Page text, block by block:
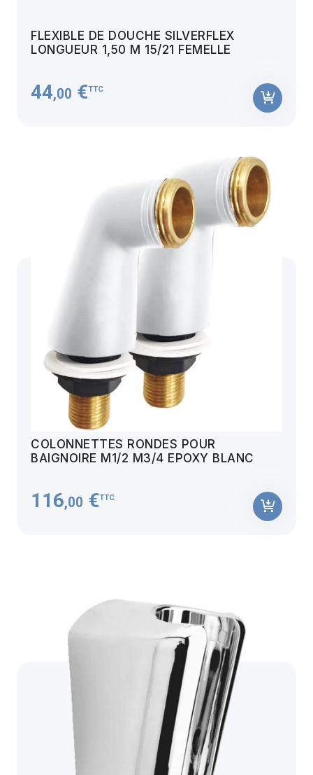
FLEXIBLE DE DOUCHE SILVERFLEX
LONGUEUR 1,50 M 15/21 FEMELLE
44,00 €TTC
COLONNETTES RONDES POUR
BAIGNOIRE M1/2 M3/4 EPOXY BLANC
116,00 €TTC